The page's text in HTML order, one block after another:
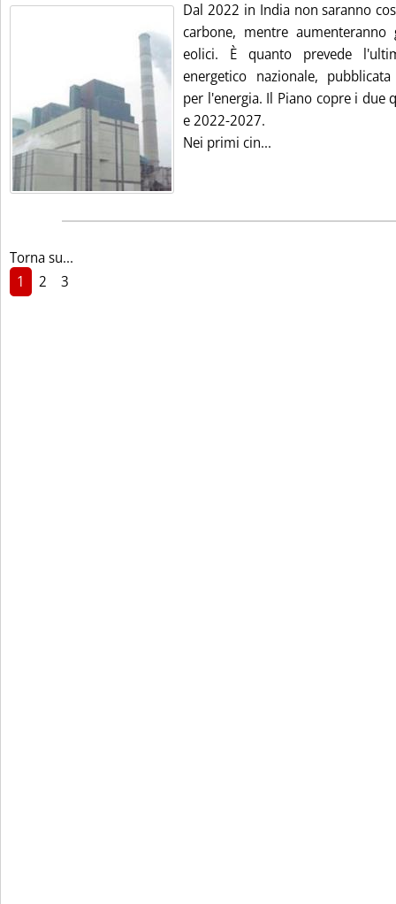
Dal 2022 in India non saranno
carbone, mentre
eolici. È quanto prevede
energetico nazionale,
per l'energia. Il Piano copre i due
e 2022-2027.
Nei primi cin...
Torna su...
1
2 3